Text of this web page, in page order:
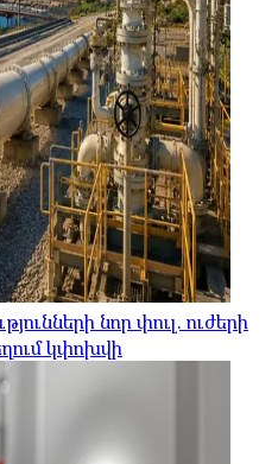
նոր փուլ. ուժերի
կփոխվի